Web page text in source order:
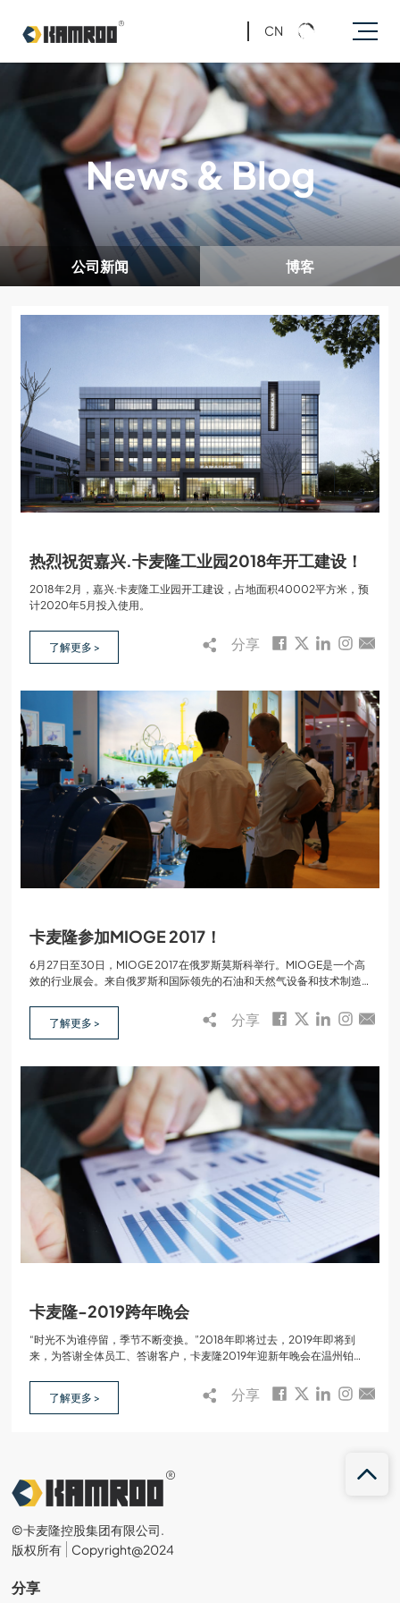
CN
News & Blog
公司新闻 博客
热烈祝贺嘉兴.卡麦隆工业园2018年开工建设！
2018年2月，嘉兴.卡麦隆工业园开工建设，占地面积40002平方米，预
计2020年5月投入使用。
了解更多 > 分享
卡麦隆参加MIOGE 2017！
6月27日至30日，MIOGE 2017在俄罗斯莫斯科举行。MIOGE是一个高
效的行业展会。来自俄罗斯和国际领先的石油和天然气设备和技术制造
了解更多 > 分享
卡麦隆-2019跨年晚会
“时光不为谁停留，季节不断变换。”2018年即将过去，2019年即将到
来，为答谢全体员工、答谢客户，卡麦隆2019年迎新年晚会在温州铂尔
了解更多 >
分享
©卡麦隆控股集团有限公司.
版权所有
Copyright@2024
分享